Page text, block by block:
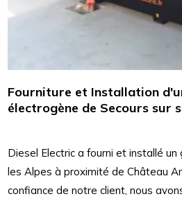
Fourniture et Installation
électrogène de Secours sur
Diesel Electric a fourni et installé
les Alpes à proximité de Château
confiance de notre client, nous